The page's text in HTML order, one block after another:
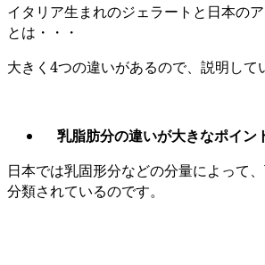
イタリア生まれのジェラートと日本の
とは・・・
大きく4つの違いがあるので、説明して
乳脂肪分の違いが大きなポイン
日本では乳固形分などの分量によって
分類されているのです。